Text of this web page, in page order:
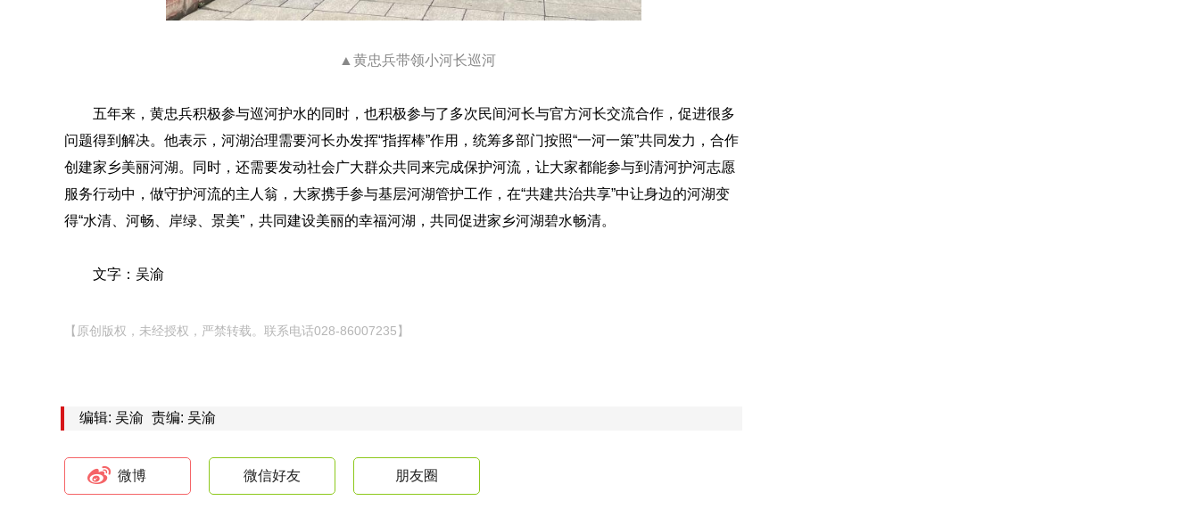
▲黄忠兵带领小河长巡河
五年来，黄忠兵积极参与巡河护水的同时，也积极参与了多次民间河长与官方河长交流合作，促进很多
问题得到解决。他表示，河湖治理需要河长办发挥“指挥棒”作用，统筹多部门按照“一河一策”共同发力，合作
创建家乡美丽河湖。同时，还需要发动社会广大群众共同来完成保护河流，让大家都能参与到清河护河志愿
服务行动中，做守护河流的主人翁，大家携手参与基层河湖管护工作，在“共建共治共享”中让身边的河湖变
得“水清、河畅、岸绿、景美”，共同建设美丽的幸福河湖，共同促进家乡河湖碧水畅清。
文字：吴渝
【原创版权，未经授权，严禁转载。联系电话028-86007235】
编辑: 吴渝 责编: 吴渝
微博 微信好友 朋友圈